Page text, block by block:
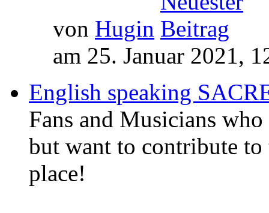
von Hugin
am 25. Januar 2021,
English speaking
Fans and Musicians
but want to contribute to
place!